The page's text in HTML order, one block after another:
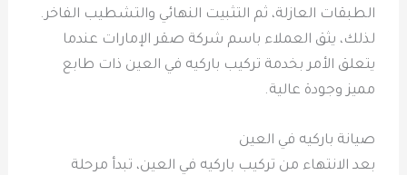
الطبقات العازلة، ثم التثبيت النهائي والتشطيب الفاخر.
لذلك، يثق العملاء باسم شركة صقر الإمارات عندما
يتعلق الأمر بخدمة تركيب باركيه في العين ذات طابع
مميز وجودة عالية.
صيانة باركيه في العين
بعد الانتهاء من تركيب باركيه في العين، تبدأ مرحلة